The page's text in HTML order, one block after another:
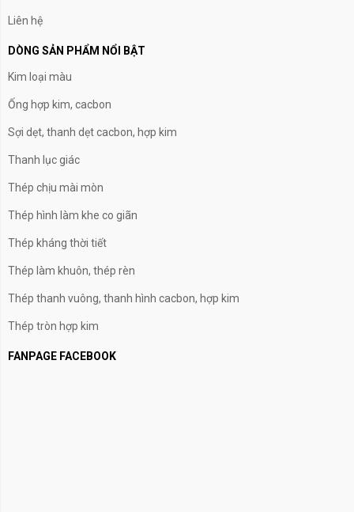
Liên hệ
DÒNG SẢN PHẨM NỔI BẬT
Kim loại màu
Ống hợp kim, cacbon
Sợi dẹt, thanh dẹt cacbon, hợp kim
Thanh lục giác
Thép chịu mài mòn
Thép hình làm khe co giãn
Thép kháng thời tiết
Thép làm khuôn, thép rèn
Thép thanh vuông, thanh hình cacbon, hợp kim
Thép tròn hợp kim
FANPAGE FACEBOOK